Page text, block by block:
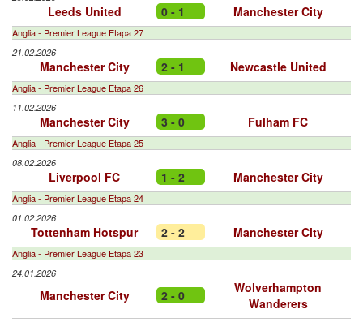
Leeds United 0 - 1 Manchester City
Anglia - Premier League Etapa 27
21.02.2026
Manchester City 2 - 1 Newcastle United
Anglia - Premier League Etapa 26
11.02.2026
Manchester City 3 - 0 Fulham FC
Anglia - Premier League Etapa 25
08.02.2026
Liverpool FC 1 - 2 Manchester City
Anglia - Premier League Etapa 24
01.02.2026
Tottenham Hotspur 2 - 2 Manchester City
Anglia - Premier League Etapa 23
24.01.2026
Manchester City 2 - 0
Wolverhampton
Wanderers